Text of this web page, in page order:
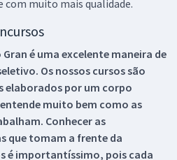
com muito mais qualidade.
é uma excelente maneira de
Os nossos cursos são
por um corpo
muito bem como as
Conhecer as
que tomam a frente da
é importantíssimo, pois cada